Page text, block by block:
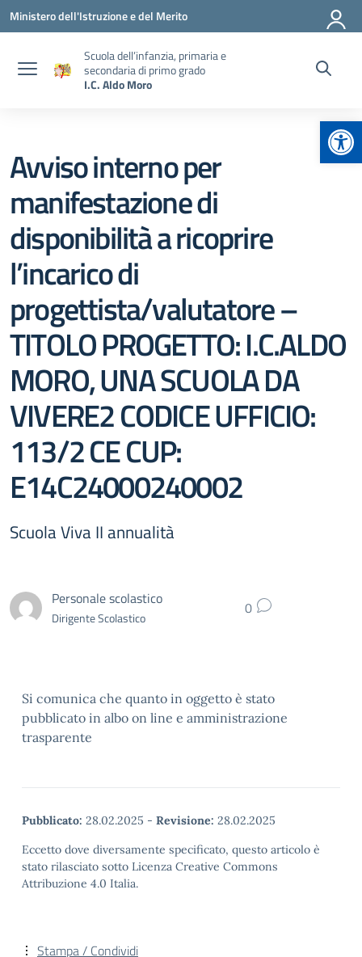
Vai ai contenuti
Vai al menu di navigazione
Vai al footer
Ministero dell'Istruzione e del Merito
Scuola dell’infanzia, primaria e
secondaria di primo grado
I.C. Aldo Moro
Avviso interno per
manifestazione di
disponibilità a ricoprire
l’incarico di
progettista/valutatore –
TITOLO PROGETTO: I.C.ALDO
MORO, UNA SCUOLA DA
VIVERE2 CODICE UFFICIO:
113/2 CE CUP:
E14C24000240002
Scuola Viva II annualità
Personale scolastico
Dirigente Scolastico 0
Si comunica che quanto in oggetto è stato
pubblicato in albo on line e amministrazione
trasparente
Pubblicato: 28.02.2025 - Revisione: 28.02.2025
Eccetto dove diversamente specificato, questo articolo è
stato rilasciato sotto Licenza Creative Commons
Attribuzione 4.0 Italia.
Stampa / Condividi